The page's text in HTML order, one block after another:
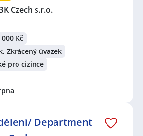
Czech s.r.o.
Kč
Zkrácený úvazek
pro cizince
Department